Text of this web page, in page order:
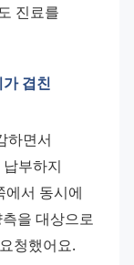
진료를
겹친
하면서
부하지
에서 동시에
을 대상으로
청했어요.